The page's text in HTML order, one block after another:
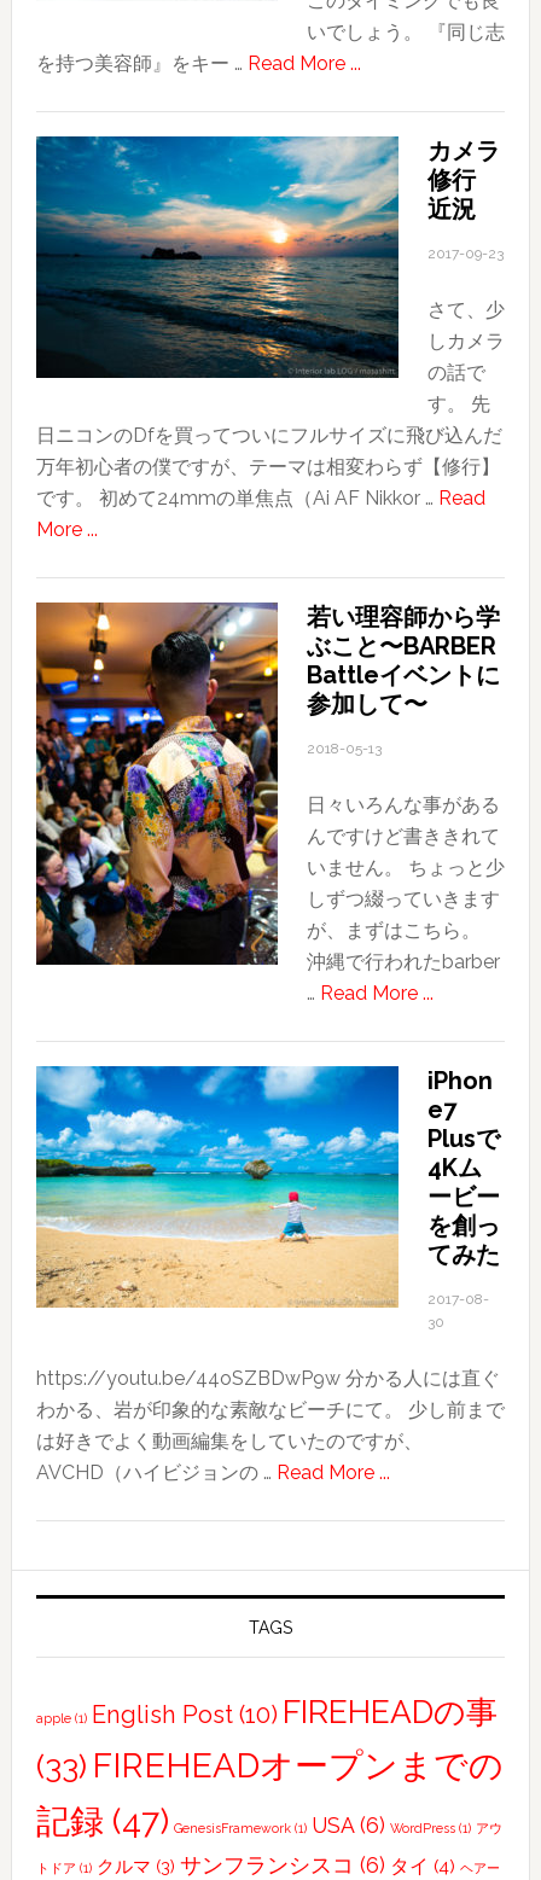
いでしょう。 『同じ志
を持つ美容師』をキー … Read More ...about
動
“Do
more!!!
Hairdressers.”
カメラ
修行
近況
2017-09-23
さて、少
しカメラ
の話で
す。 先
日ニコンのDfを買ってついにフルサイズに飛び込んだ
万年初心者の僕ですが、テーマは相変わらず【修行】
です。 初めて24mmの単焦点（Ai AF Nikkor … Read
More ...about
ラ
修
行
近
況
若い理容師から学
ぶこと〜BARBER
Battleイベントに
参加して〜
2018-05-13
日々いろんな事がある
んですけど書ききれて
いません。 ちょっと少
しずつ綴っていきます
が、まずはこちら。
沖縄で行われたbarber
… Read More ...about
理
容
師
か
ら
学
こ
BARBER
Battle
ト
し
iPhon
e7
Plusで
4Kム
ービー
を創っ
てみた
2017-08-
30
https://youtu.be/44oSZBDwP9w 分かる人には直ぐ
わかる、岩が印象的な素敵なビーチにて。 少し前まで
は好きでよく動画編集をしていたのですが、
AVCHD（ハイビジョンの … Read More ...about
で
4K
ー
ー
を
創
TAGS
apple(1) English Post(10) FIREHEADの事
(33) FIREHEADオープンまでの
記録 (47) GenesisFramework(1) USA(6) WordPress(1) アウ
トドア (1) クルマ (3) サンフランシスコ (6) タイ (4) ヘアー